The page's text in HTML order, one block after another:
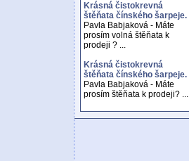
Krásná čistokrevná
štěňata čínského šarpeje.
Pavla Babjaková - Máte
prosím volná štěňata k
prodeji ? ...
Krásná čistokrevná
štěňata čínského šarpeje.
Pavla Babjaková - Máte
prosím štěňata k prodeji? ...